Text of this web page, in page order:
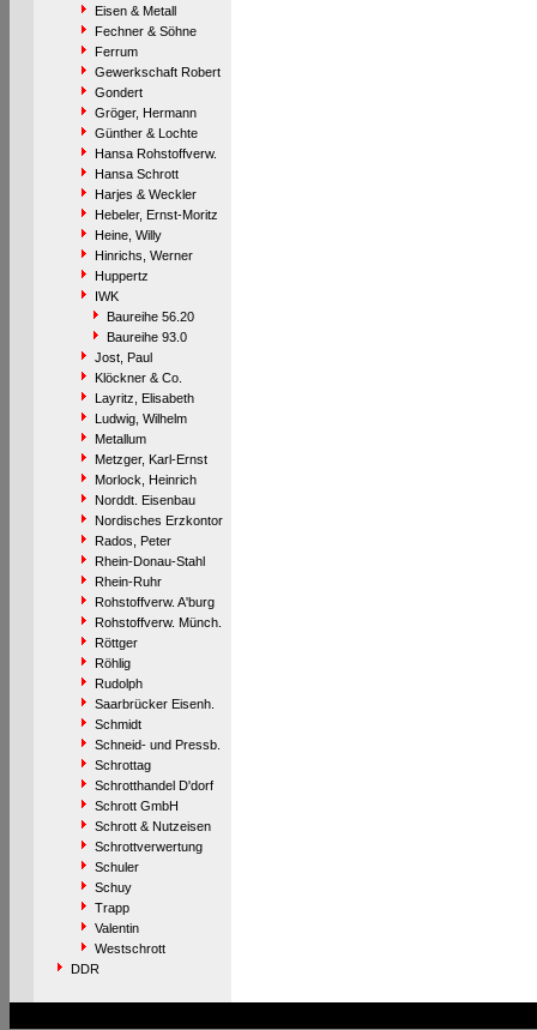
Eisen & Metall
Fechner & Söhne
Ferrum
Gewerkschaft Robert
Gondert
Gröger, Hermann
Günther & Lochte
Hansa Rohstoffverw.
Hansa Schrott
Harjes & Weckler
Hebeler, Ernst-Moritz
Heine, Willy
Hinrichs, Werner
Huppertz
IWK
Baureihe 56.20
Baureihe 93.0
Jost, Paul
Klöckner & Co.
Layritz, Elisabeth
Ludwig, Wilhelm
Metallum
Metzger, Karl-Ernst
Morlock, Heinrich
Norddt. Eisenbau
Nordisches Erzkontor
Rados, Peter
Rhein-Donau-Stahl
Rhein-Ruhr
Rohstoffverw. A'burg
Rohstoffverw. Münch.
Röttger
Röhlig
Rudolph
Saarbrücker Eisenh.
Schmidt
Schneid- und Pressb.
Schrottag
Schrotthandel D'dorf
Schrott GmbH
Schrott & Nutzeisen
Schrottverwertung
Schuler
Schuy
Trapp
Valentin
Westschrott
DDR